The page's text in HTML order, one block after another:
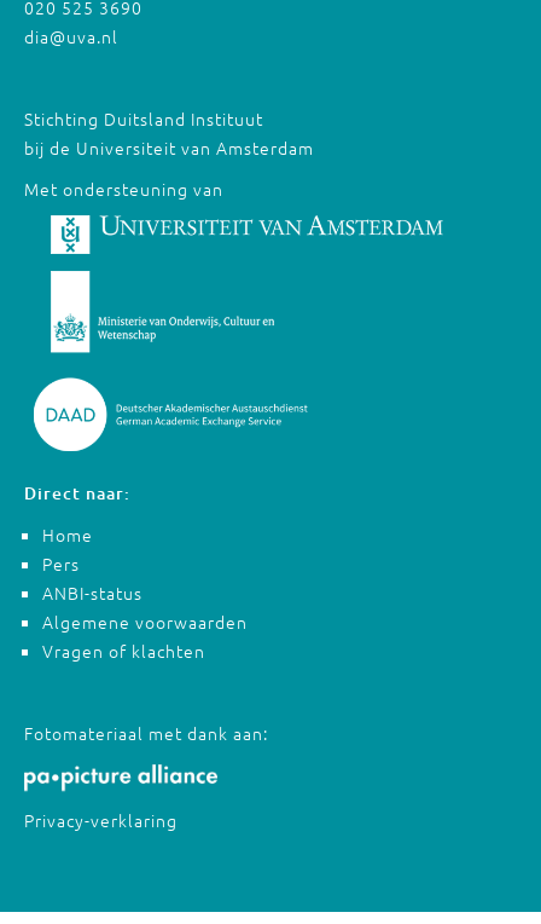
020 525 3690
dia@uva.nl
Stichting Duitsland Instituut
bij de Universiteit van Amsterdam
Met ondersteuning van
Direct naar:
Home
Pers
ANBI-status
Algemene voorwaarden
Vragen of klachten
Fotomateriaal met dank aan:
Privacy-verklaring